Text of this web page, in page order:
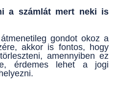
a számlát mert neki is
gondot okoz a
akkor is fontos, hogy
amennyiben ez
érdemes lehet a jogi